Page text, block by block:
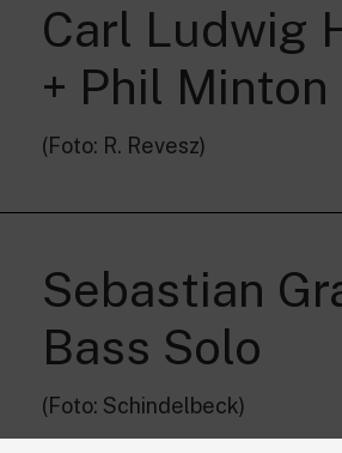
Carl Ludwig
+ Phil Minton
(Foto: R. Revesz)
Sebastian
Bass Solo
(Foto: Schindelbeck)